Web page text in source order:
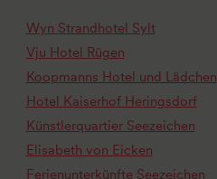
Wyn Strandhotel Sylt
Vju Hotel Rügen
Koopmanns Hotel und Lädchen
Hotel Kaiserhof Heringsdorf
Künstlerquartier Seezeichen
Elisabeth von Eicken
Ferienunterkünfte Seezeichen